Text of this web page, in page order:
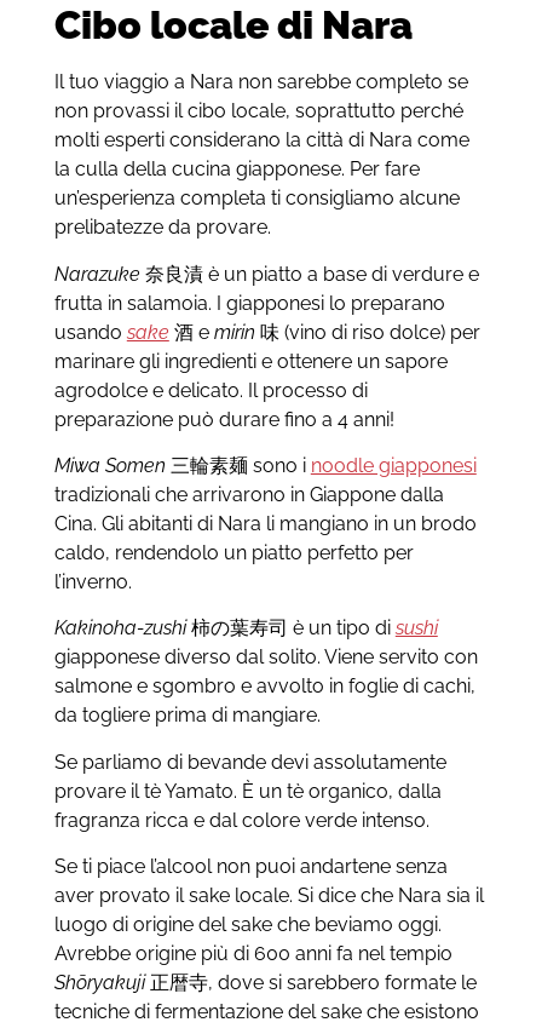
Cibo locale di Nara
Il tuo viaggio a Nara non sarebbe completo se
non provassi il cibo locale, soprattutto perché
molti esperti considerano la città di Nara come
la culla della cucina giapponese. Per fare
un’esperienza completa ti consigliamo alcune
prelibatezze da provare.
Narazuke 奈良漬 è un piatto a base di verdure e
frutta in salamoia. I giapponesi lo preparano
usando sake 酒 e mirin 味 (vino di riso dolce) per
marinare gli ingredienti e ottenere un sapore
agrodolce e delicato. Il processo di
preparazione può durare fino a 4 anni!
Miwa Somen 三輪素麺 sono i noodle giapponesi
tradizionali che arrivarono in Giappone dalla
Cina. Gli abitanti di Nara li mangiano in un brodo
caldo, rendendolo un piatto perfetto per
l’inverno.
Kakinoha-zushi柿の葉寿司 è un tipo di sushi
giapponese diverso dal solito. Viene servito con
salmone e sgombro e avvolto in foglie di cachi,
da togliere prima di mangiare.
Se parliamo di bevande devi assolutamente
provare il tè Yamato. È un tè organico, dalla
fragranza ricca e dal colore verde intenso.
Se ti piace l’alcool non puoi andartene senza
aver provato il sake locale. Si dice che Nara sia il
luogo di origine del sake che beviamo oggi.
Avrebbe origine più di 600 anni fa nel tempio
Shōryakuji正暦寺, dove si sarebbero formate le
tecniche di fermentazione del sake che esistono